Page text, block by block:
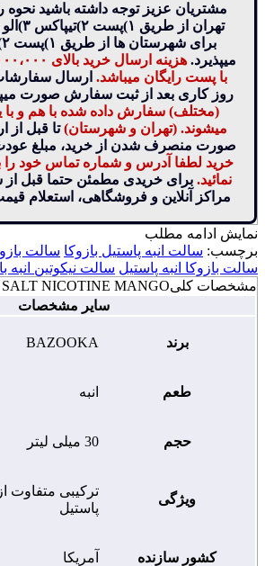
مشتریان عزیز توجه داشته باشید
میپذیرد.
با پست رایگان میباشد.
روز کاری بعد از ثبت سفارش صورت
(مختلف) سفارش داده شده با هم و با
میشوند. (تهران و شهرستان) تا قبل
صورت منصرف شدن از خرید، مبلغ
خرید لطفا آدرس و شماره تماس خود
نمائید. برای خریدی مطمئن حتما قبل
مراکز آنلاین و فروشگاهی، استعلام
نمایش ادامه مطلب
برچسب: سالت انبه پاستیل بازوکا سالت
سالت بازوکا انبه پاستیل سالت نیکوتین انبه
مشخصات کلیNICOTINE MANGO
سایر مشخصات
برند BAZOOKA
طعم انبه
حجم 30 میلی لیتر
ویژگی
ترکیبی متفاوت
پاستیل
کشور سازنده آمریکا